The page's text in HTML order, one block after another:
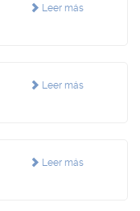
Leer más
Leer más
Leer más